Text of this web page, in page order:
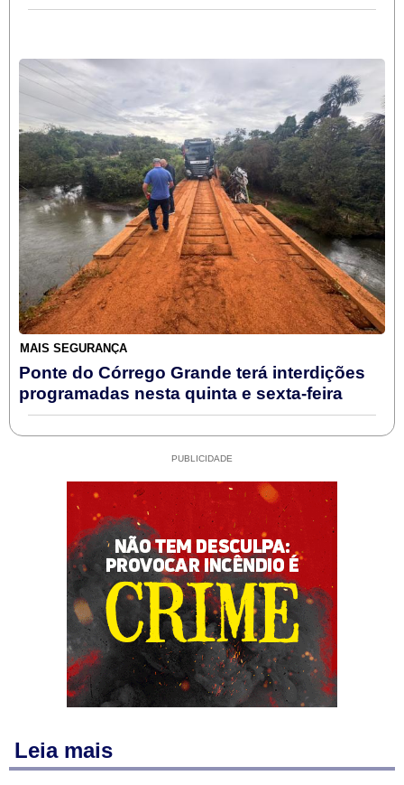
MAIS SEGURANÇA
Ponte do Córrego Grande terá interdições
programadas nesta quinta e sexta-feira
PUBLICIDADE
Leia mais